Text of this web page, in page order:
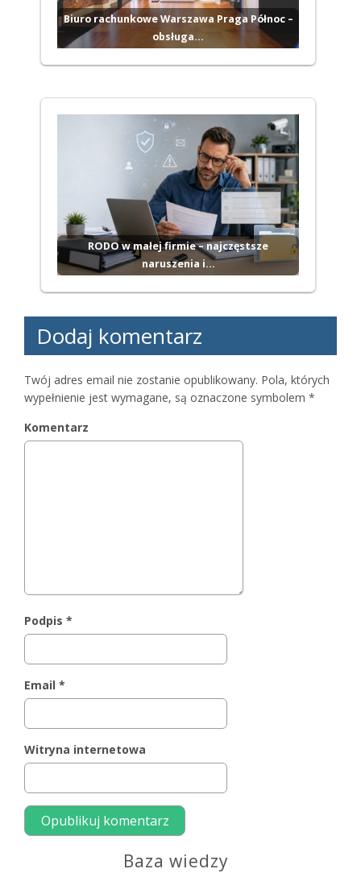
Biuro rachunkowe Warszawa Praga Północ –
obsługa…
RODO w małej firmie – najczęstsze
naruszenia i…
Dodaj komentarz
Twój adres email nie zostanie opublikowany. Pola, których
wypełnienie jest wymagane, są oznaczone symbolem *
Komentarz
Podpis *
Email *
Witryna internetowa
Baza wiedzy